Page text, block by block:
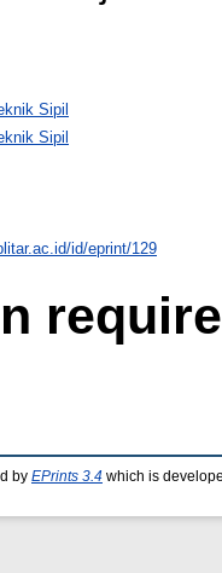
Sipil
Sipil
id/eprint/129
by EPrints 3.4 which is